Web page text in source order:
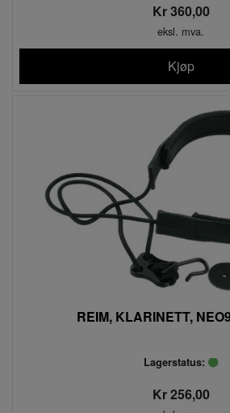
Kr 360,00
eksl. mva.
Kjøp
REIM, KLARINETT,
Lagerstatus:
Kr 256,00